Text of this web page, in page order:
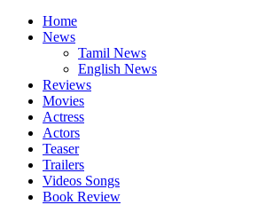
Home
News
Tamil News
English News
Reviews
Movies
Actress
Actors
Teaser
Trailers
Videos Songs
Book Review